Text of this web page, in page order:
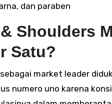
dan paraben
Shoulders
Satu?
market leader
numero uno karena